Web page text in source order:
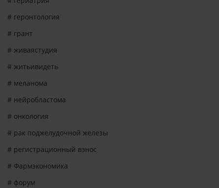
# геронтология
# грант
# живаястудия
# житьивидеть
# меланома
# нейробластома
# онкология
# рак поджелудочной железы
# регистрационный взнос
# Фармэкономика
# форум